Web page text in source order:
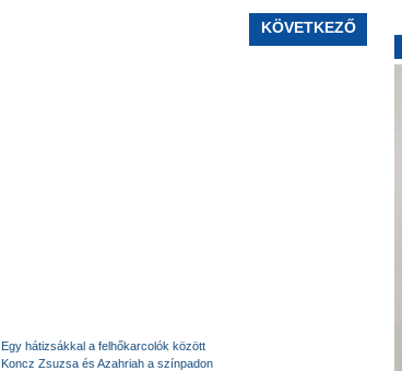
KÖVETKEZŐ
Egy hátizsákkal a felhőkarcolók között
Koncz Zsuzsa és Azahriah a színpadon